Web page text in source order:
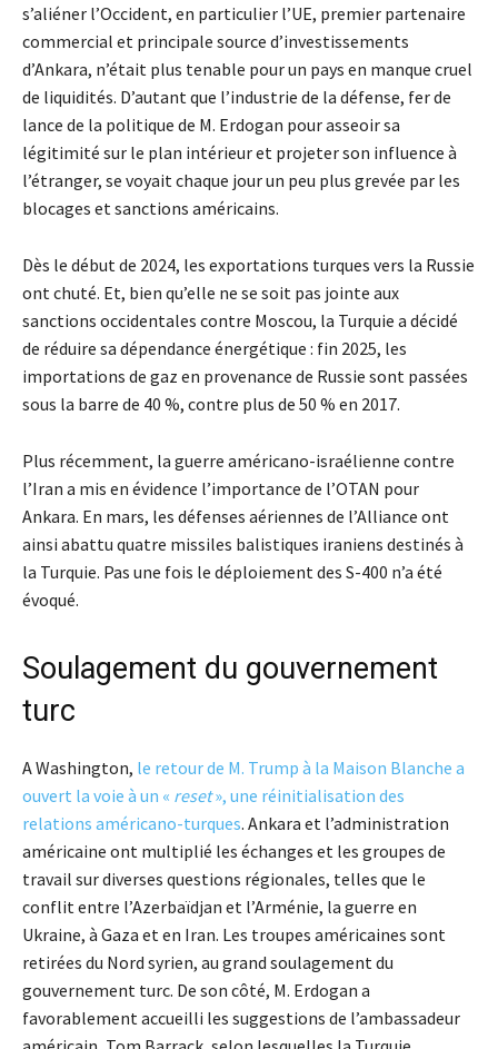
s’aliéner l’Occident, en particulier l’UE, premier partenaire
commercial et principale source d’investissements
d’Ankara, n’était plus tenable pour un pays en manque cruel
de liquidités. D’autant que l’industrie de la défense, fer de
lance de la politique de M. Erdogan pour asseoir sa
légitimité sur le plan intérieur et projeter son influence à
l’étranger, se voyait chaque jour un peu plus grevée par les
blocages et sanctions américains.
Dès le début de 2024, les exportations turques vers la Russie
ont chuté. Et, bien qu’elle ne se soit pas jointe aux
sanctions occidentales contre Moscou, la Turquie a décidé
de réduire sa dépendance énergétique : fin 2025, les
importations de gaz en provenance de Russie sont passées
sous la barre de 40 %, contre plus de 50 % en 2017.
Plus récemment, la guerre américano-israélienne contre
l’Iran a mis en évidence l’importance de l’OTAN pour
Ankara. En mars, les défenses aériennes de l’Alliance ont
ainsi abattu quatre missiles balistiques iraniens destinés à
la Turquie. Pas une fois le déploiement des S-400 n’a été
évoqué.
Soulagement du gouvernement
turc
A Washington, le retour de M. Trump à la Maison Blanche a
ouvert la voie à un « reset», une réinitialisation des
relations américano-turques. Ankara et l’administration
américaine ont multiplié les échanges et les groupes de
travail sur diverses questions régionales, telles que le
conflit entre l’Azerbaïdjan et l’Arménie, la guerre en
Ukraine, à Gaza et en Iran. Les troupes américaines sont
retirées du Nord syrien, au grand soulagement du
gouvernement turc. De son côté, M. Erdogan a
favorablement accueilli les suggestions de l’ambassadeur